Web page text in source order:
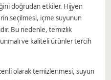
doğrudan etkiler. Hijyen
seçilmesi, içme suyunun
Bu nedenle, temizlik
ve kaliteli ürünler tercih
olarak temizlenmesi, suyun